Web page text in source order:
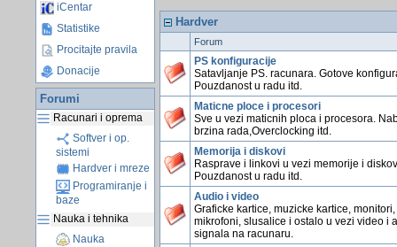
iCentar
Statistike
Procitajte pravila
Donacije
Forumi
Racunari i oprema
Softver i op.
sistemi
Hardver i mreze
Programiranje i
baze
Nauka i tehnika
Nauka
Hardver
Forum
PS konfiguracije
Satavljanje PS. racunara. Gotove
Pouzdanost u radu itd.
Maticne ploce i procesori
Sve u vezi maticnih ploca i procesora.
brzina rada,Overclocking itd.
Memorija i diskovi
Rasprave i linkovi u vezi memorije i
Pouzdanost u radu itd.
Audio i video
Graficke kartice, muzicke kartice, monitori,
mikrofoni, slusalice i ostalo u vezi video i
signala na racunaru.